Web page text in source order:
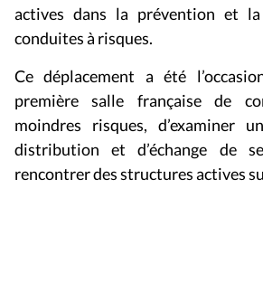
actives dans la prévention et
conduites à risques.
Ce déplacement a été
première salle française de
moindres risques, d’examiner
distribution et d’échange de
rencontrer des structures actives